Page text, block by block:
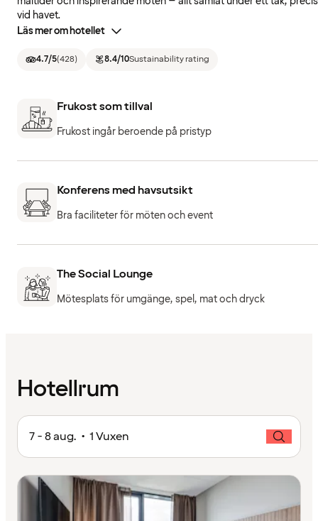
vid havet.
Läs mer om hotellet
4.7/5(428) 8.4/10Sustainability rating
Frukost som tillval
Frukost ingår beroende på pristyp
Konferens med havsutsikt
Bra faciliteter för möten och event
The Social Lounge
Mötesplats för umgänge, spel, mat och dryck
Hotellrum
7 - 8 aug. • 1 Vuxen